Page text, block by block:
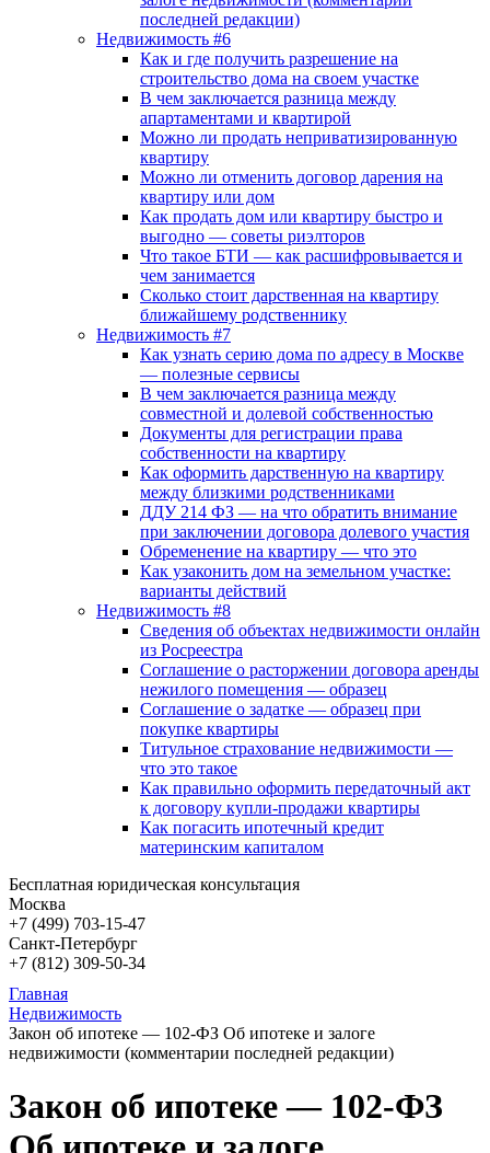
последней редакции)
Недвижимость #6
Как и где получить разрешение на
строительство дома на своем участке
В чем заключается разница между
апартаментами и квартирой
Можно ли продать неприватизированную
квартиру
Можно ли отменить договор дарения на
квартиру или дом
Как продать дом или квартиру быстро и
выгодно — советы риэлторов
Что такое БТИ — как расшифровывается и
чем занимается
Сколько стоит дарственная на квартиру
ближайшему родственнику
Недвижимость #7
Как узнать серию дома по адресу в Москве
— полезные сервисы
В чем заключается разница между
совместной и долевой собственностью
Документы для регистрации права
собственности на квартиру
Как оформить дарственную на квартиру
между близкими родственниками
ДДУ 214 ФЗ — на что обратить внимание
при заключении договора долевого участия
Обременение на квартиру — что это
Как узаконить дом на земельном участке:
варианты действий
Недвижимость #8
Сведения об объектах недвижимости онлайн
из Росреестра
Соглашение о расторжении договора аренды
нежилого помещения — образец
Соглашение о задатке — образец при
покупке квартиры
Титульное страхование недвижимости —
что это такое
Как правильно оформить передаточный акт
к договору купли-продажи квартиры
Как погасить ипотечный кредит
материнским капиталом
Бесплатная юридическая консультация
Москва
+7 (499) 703-15-47
Санкт-Петербург
+7 (812) 309-50-34
Главная
Недвижимость
Закон об ипотеке — 102-ФЗ Об ипотеке и залоге
недвижимости (комментарии последней редакции)
Закон об ипотеке — 102-ФЗ